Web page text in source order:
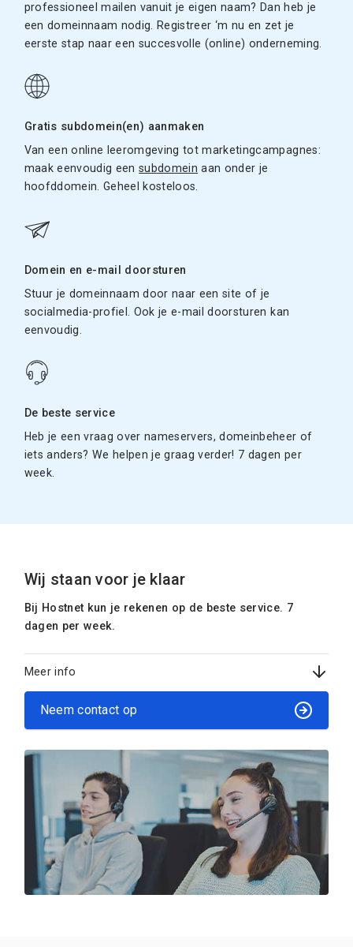
professioneel mailen vanuit je eigen naam? Dan heb je
een domeinnaam nodig. Registreer ‘m nu en zet je
eerste stap naar een succesvolle (online) onderneming.
Gratis subdomein(en) aanmaken
Van een online leeromgeving tot marketingcampagnes:
maak eenvoudig eensubdomein aan onder je
hoofddomein. Geheel kosteloos.
Domein en e-mail doorsturen
Stuur je domeinnaam door naar een site of je
socialmedia-profiel. Ook je e-mail doorsturen kan
eenvoudig.
De beste service
Heb je een vraag over nameservers, domeinbeheer of
iets anders? We helpen je graag verder! 7 dagen per
week.
Wij staan voor je klaar
Bij Hostnet kun je rekenen op de beste service. 7
dagen per week.
Meer info
Neem contact op